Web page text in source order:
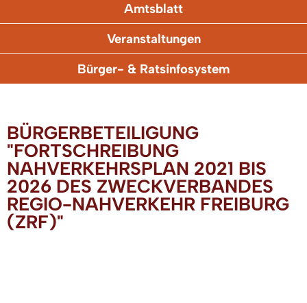
Amtsblatt
Veranstaltungen
Bürger- & Ratsinfosystem
BÜRGERBETEILIGUNG
"FORTSCHREIBUNG
NAHVERKEHRSPLAN 2021 BIS
2026 DES ZWECKVERBANDES
REGIO-NAHVERKEHR FREIBURG
(ZRF)"